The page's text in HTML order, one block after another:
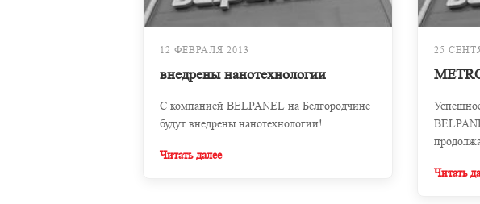
12 ФЕВРАЛЯ 2013
внедрены нанотехнологии
С компанией BELPANEL на Белгородчине
будут внедрены нанотехнологии!
Читать далее
25
Читать